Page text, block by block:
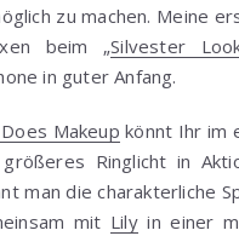
zu machen. Meine
beim „Silvester
in guter Anfang.
Makeup könnt Ihr im
Ringlicht in
man die charakterliche
mit Lilyin einer